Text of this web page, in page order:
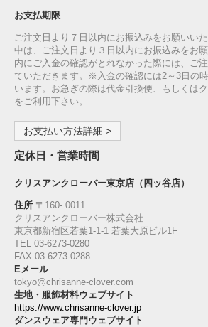
お支払期限
ご注文日より７日以内にお振込みをお願いい
中は、ご注文日より３日以内にお振込みをお
内にご入金の確認がとれなかった際には、ご
ていただきます。※入金の確認には2～3日の
います。お急ぎの際は代金引換便、もしくは
をご利用下さい。
お支払い方法詳細 >
定休日・営業時間
クリスアンクローバー東京店（四ッ谷店）
住所 〒160‐ 0011
クリスアンクローバー株式会社
東京都新宿区若葉1‐1-1 若葉大原ビル1F
TEL 03-6273-0280
FAX 03-6273-0288
Eメール
tokyo@chrisanne-clover.com
生地・服飾材料ウェブサイト
https://www.chrisanne-clover.jp
ダンスウェア専門ウェブサイト